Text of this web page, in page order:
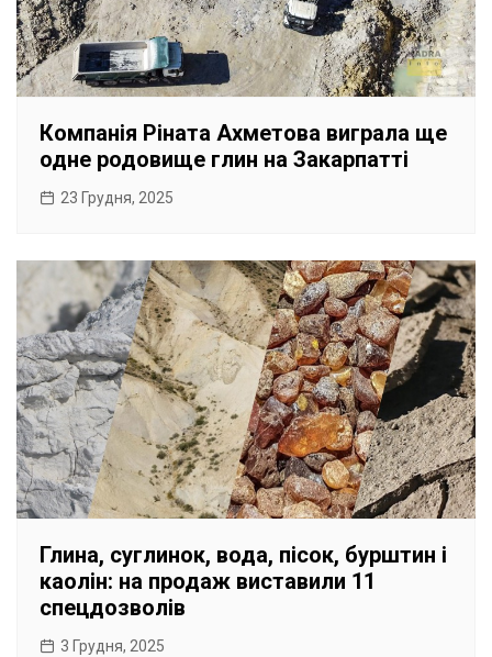
Компанія Ріната Ахметова виграла ще
одне родовище глин на Закарпатті
23 Грудня, 2025
Глина, суглинок, вода, пісок, бурштин і
каолін: на продаж виставили 11
спецдозволів
3 Грудня, 2025